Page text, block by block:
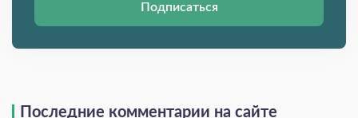
Подписаться
Последние комментарии на сайте